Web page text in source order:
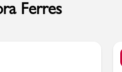
Ferres